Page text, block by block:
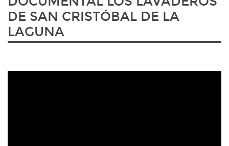
DE SAN CRISTÓBAL DE LA
LAGUNA